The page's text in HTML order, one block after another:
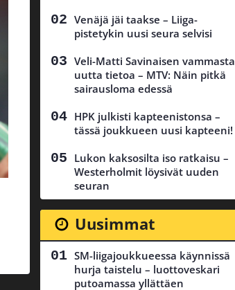
Venäjä jäi taakse – Liiga-
pistetykin uusi seura selvisi
Veli-Matti Savinaisen vammasta
uutta tietoa – MTV: Näin pitkä
sairausloma edessä
HPK julkisti kapteenistonsa –
tässä joukkueen uusi kapteeni!
Lukon kaksosilta iso ratkaisu –
Westerholmit löysivät uuden
seuran
Uusimmat
SM-liigajoukkueessa käynnissä
hurja taistelu – luottoveskari
putoamassa yllättäen